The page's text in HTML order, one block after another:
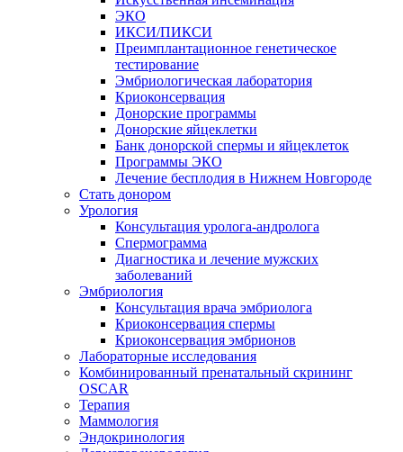
ЭКО
ИКСИ/ПИКСИ
Преимплантационное генетическое
тестирование
Эмбриологическая лаборатория
Криоконсервация
Донорские программы
Донорские яйцеклетки
Банк донорской спермы и яйцеклеток
Программы ЭКО
Лечение бесплодия в Нижнем Новгороде
Стать донором
Урология
Консультация уролога-андролога
Спермограмма
Диагностика и лечение мужских
заболеваний
Эмбриология
Консультация врача эмбриолога
Криоконсервация спермы
Криоконсервация эмбрионов
Лабораторные исследования
Комбинированный пренатальный скрининг
OSCAR
Терапия
Маммология
Эндокринология